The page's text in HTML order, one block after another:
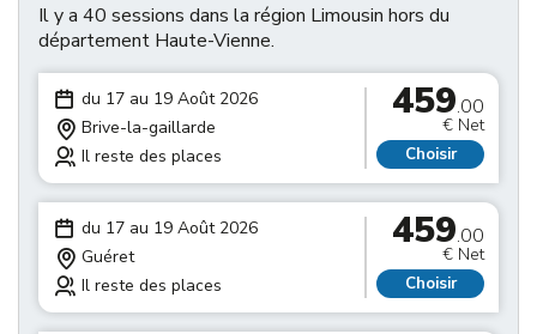
Il y a 40 sessions dans la région Limousin hors du
département Haute-Vienne.
du 17 au 19 Août 2026
Brive-la-gaillarde
Il reste des places
459.00
€ Net
Choisir
du 17 au 19 Août 2026
Guéret
Il reste des places
459.00
€ Net
Choisir